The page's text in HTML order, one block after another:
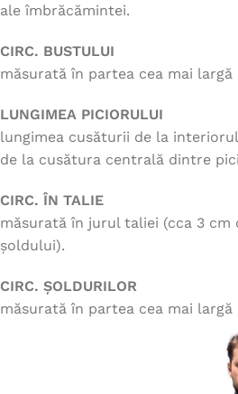
ale îmbrăcămintei.
CIRC. BUSTULUI
măsurată în partea cea mai largă
LUNGIMEA PICIORULUI
lungimea cusăturii de la
de la cusătura centrală dintre
CIRC. ÎN TALIE
măsurată în jurul taliei (cca 3 cm
șoldului).
CIRC. ȘOLDURILOR
măsurată în partea cea mai largă